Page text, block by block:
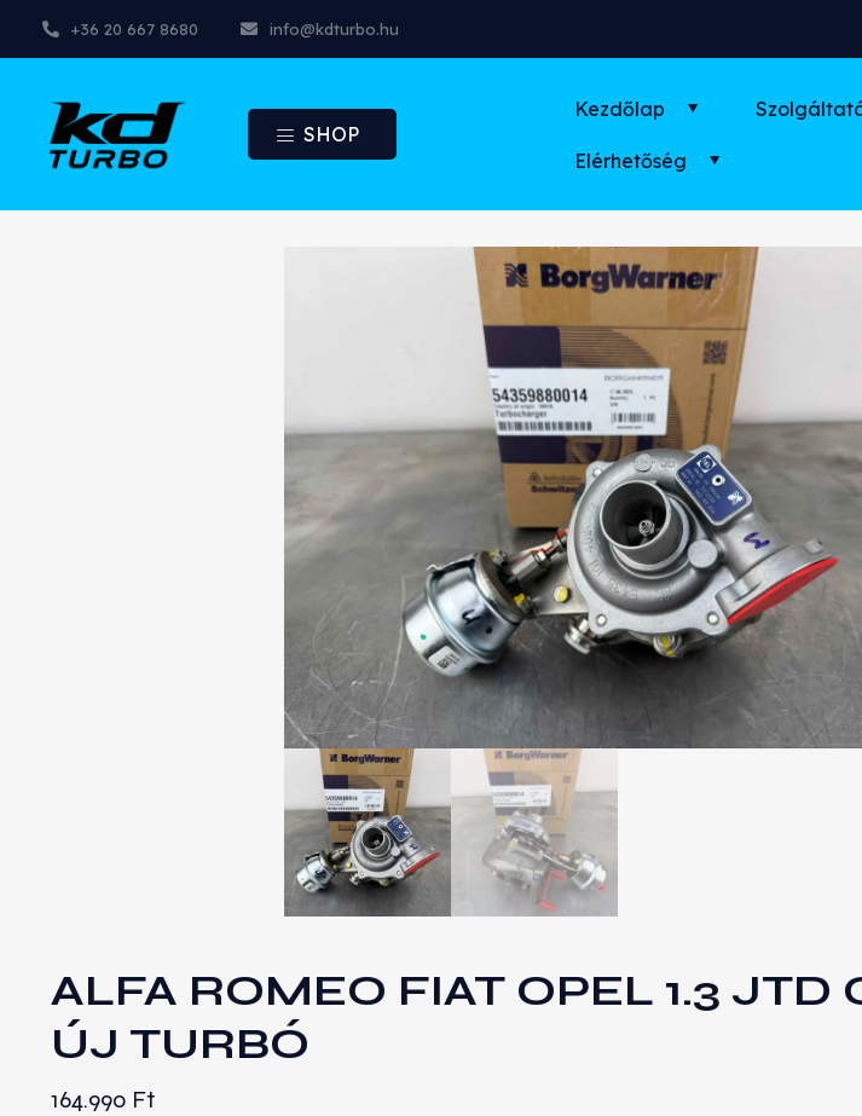
+36 20 667 8680 info@kdturbo.hu
SHOP
Kezdőlap
Elérhetőség
ALFA ROMEO FIAT OPEL 1.3 JTD
ÚJ TURBÓ
164.990 Ft